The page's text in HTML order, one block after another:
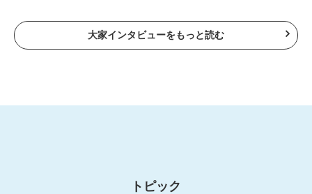
大家インタビューをもっと読む
トピック